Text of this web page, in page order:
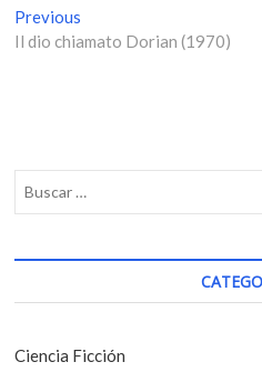
N
a
g
a
i
ó
n
Previous
r
p
s
:
Il dio chiamato Dorian (1970)
Ciencia Ficción